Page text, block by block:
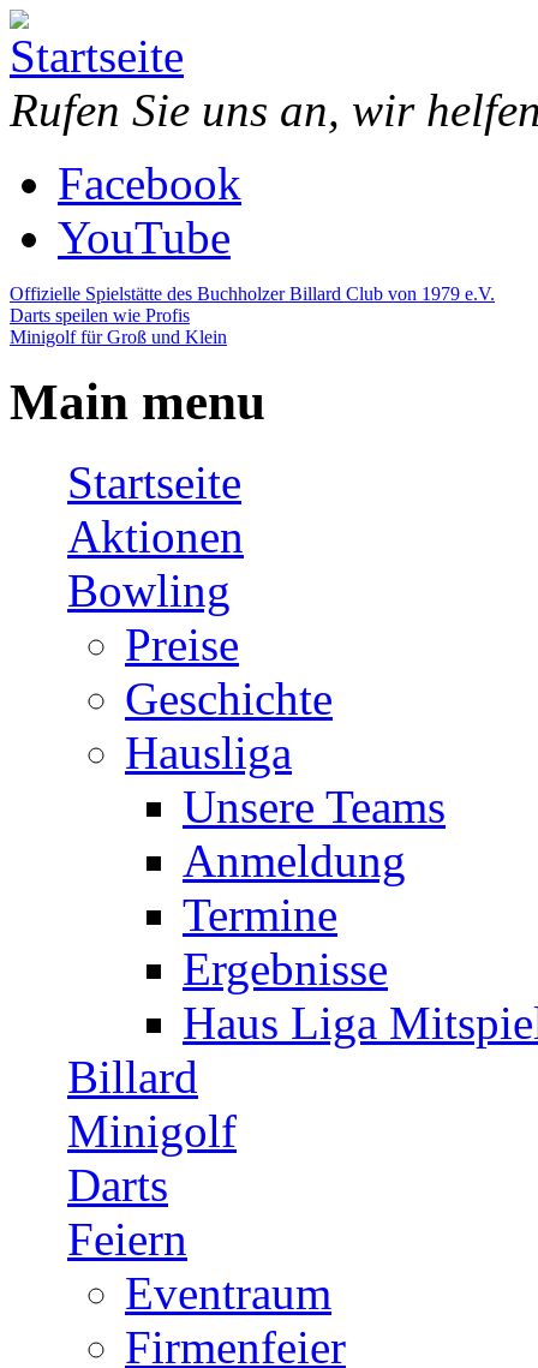
Direkt zum Inhalt
Piazza
Bowling
Center
Bowling,
Billard,
Minigolf,
Restaurant,
Eventraum
Rufen Sie uns an, wir
Facebook
YouTube
Offizielle Spielstätte des Buchholzer Billard Club von 1979 e.V.
Darts speilen wie Profis
Minigolf für Groß und Klein
Main menu
Startseite
Aktionen
Bowling
Preise
Geschichte
Hausliga
Unsere Teams
Anmeldung
Termine
Ergebnisse
Haus Liga
Billard
Minigolf
Darts
Feiern
Eventraum
Firmenfeier